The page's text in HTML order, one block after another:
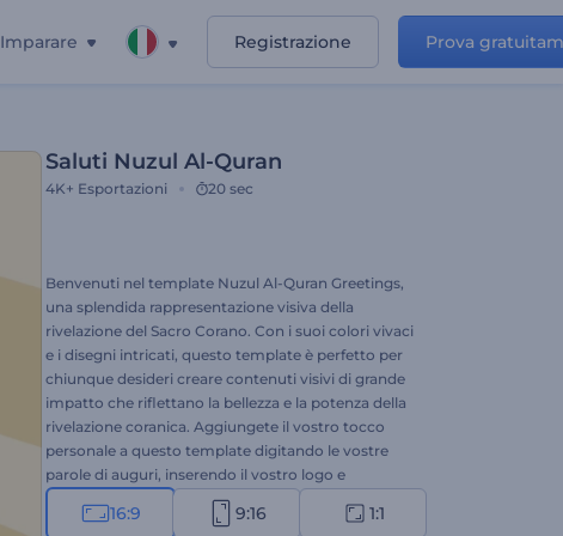
Imparare Registrazione Prova
Saluti Nuzul Al-Quran
4K+ Esportazioni 20 sec
Benvenuti nel template Nuzul Al-Quran Greetings,
una splendida rappresentazione visiva della
rivelazione del Sacro Corano. Con i suoi colori vivaci
e i disegni intricati, questo template è perfetto per
chiunque desideri creare contenuti visivi di grande
impatto che riflettano la bellezza e la potenza della
rivelazione coranica. Aggiungete il vostro tocco
personale a questo template digitando le vostre
parole di auguri, inserendo il vostro logo e
aggiungendo la vostra voce fuori campo o la vostra
traccia musicale preferita dalla nostra libreria
16:9 9:16 1:1